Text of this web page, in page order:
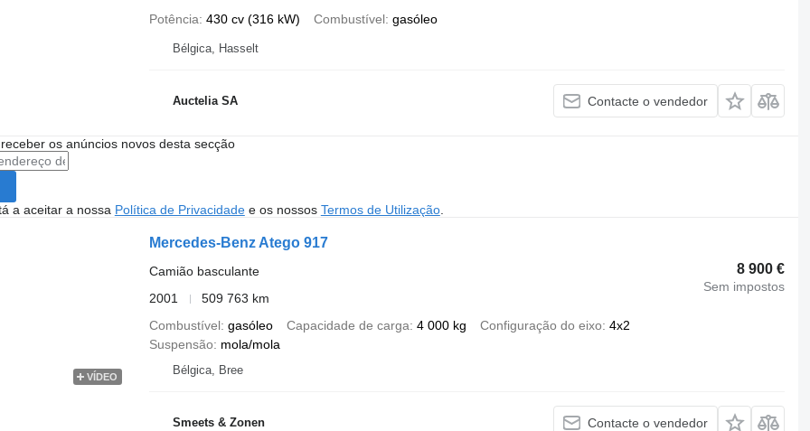
Potência 430 cv (316 kW) Combustível gasóleo
Bélgica, Hasselt
Auctelia SA Contacte o vendedor
os anúncios novos desta secção
a aceitar a nossa Política de Privacidadee os nossos Termos de Utilização.
VÍDEO
Mercedes-Benz Atego 917
8 900 €
Sem impostos
Camião basculante
2001
509 763 km
Combustível gasóleo Capacidade de carga 4 000 kg Configuração do eixo 4x2
Suspensão
mola/mola
Bélgica, Bree
Smeets & Zonen Contacte o vendedor